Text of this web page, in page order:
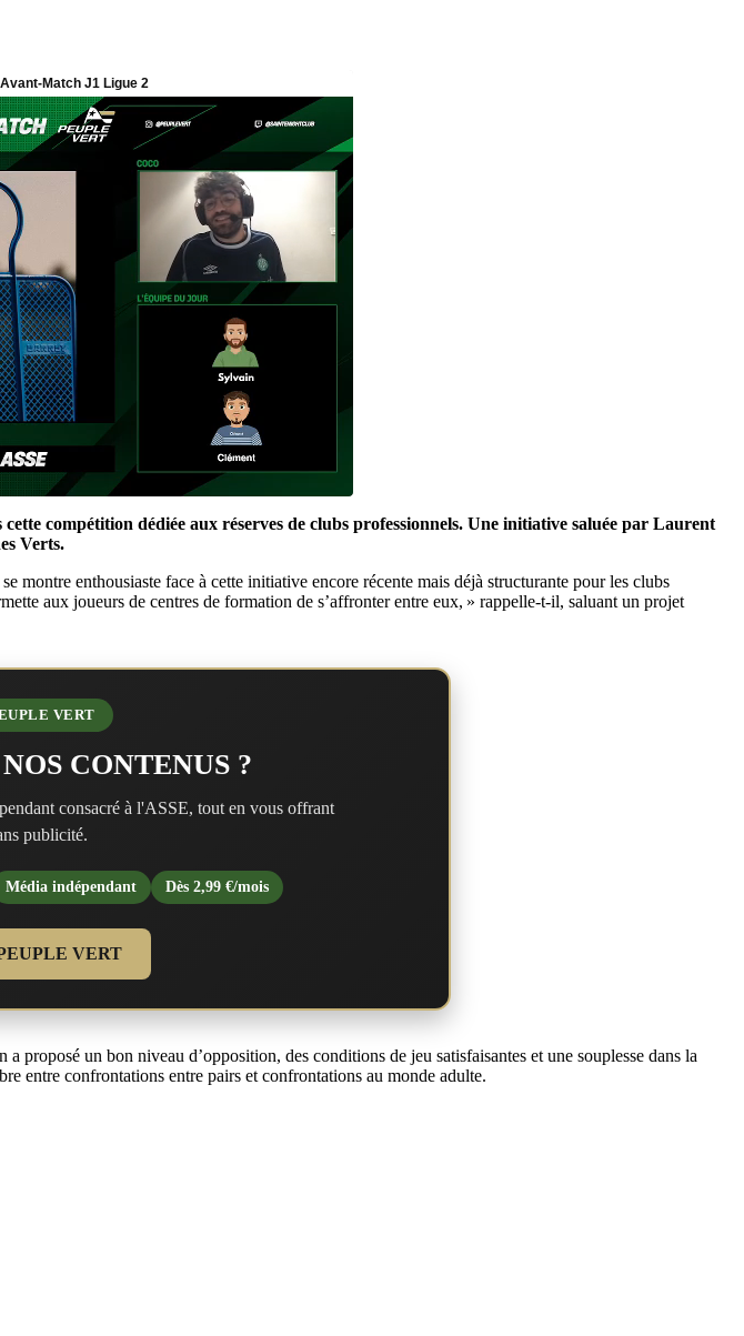
compétition dédiée aux réserves de clubs professionnels. Une initiative saluée par Laurent
Verts.
montre enthousiaste face à cette initiative encore récente mais déjà structurante pour les clubs
aux joueurs de centres de formation de s’affronter entre eux, » rappelle-t-il, saluant un projet
VERT
CONTENUS ?
consacré à l'ASSE, tout en vous offrant
publicité.
Média indépendant Dès 2,99 €/mois
VERT
proposé un bon niveau d’opposition, des conditions de jeu satisfaisantes et une souplesse dans la
entre confrontations entre pairs et confrontations au monde adulte.